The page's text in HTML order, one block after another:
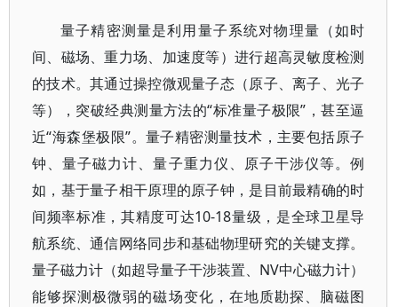
量子精密测量是利用量子系统对物理量（如时
间、磁场、重力场、加速度等）进行超高灵敏度检测
的技术。其通过操控微观量子态（原子、离子、光子
等），突破经典测量方法的“标准量子极限”，甚至逼
近“海森堡极限”。量子精密测量技术，主要包括原子
钟、量子磁力计、量子重力仪、原子干涉仪等。例
如，基于量子相干原理的原子钟，是目前最精确的时
间频率标准，其精度可达10-18量级，是全球卫星导
航系统、通信网络同步和基础物理研究的关键支撑。
量子磁力计（如超导量子干涉装置、NV中心磁力计）
能够探测极微弱的磁场变化，在地质勘探、脑磁图